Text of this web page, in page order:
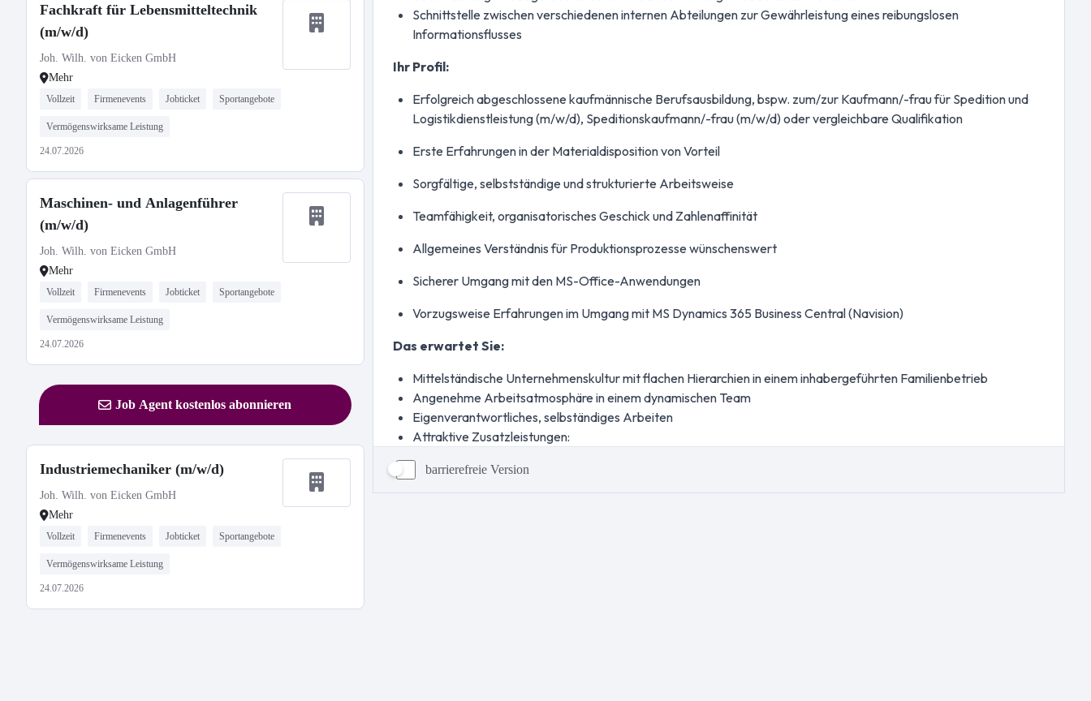
Fachkraft für Lebensmitteltechnik
(m/w/d)
Joh. Wilh. von Eicken GmbH
Mehr
Vollzeit Firmenevents Jobticket Sportangebote
Vermögenswirksame Leistung
24.07.2026
Maschinen- und Anlagenführer
(m/w/d)
Joh. Wilh. von Eicken GmbH
Mehr
Vollzeit Firmenevents Jobticket Sportangebote
Vermögenswirksame Leistung
24.07.2026
Job Agent kostenlos abonnieren
Industriemechaniker (m/w/d)
Joh. Wilh. von Eicken GmbH
Mehr
Vollzeit Firmenevents Jobticket Sportangebote
Vermögenswirksame Leistung
24.07.2026
barrierefreie Version